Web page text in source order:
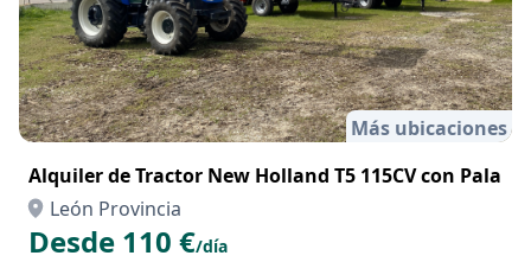
Más ubicaciones
Alquiler de Tractor New Holland T5 115CV con Pala
León Provincia
Desde 110 €/día